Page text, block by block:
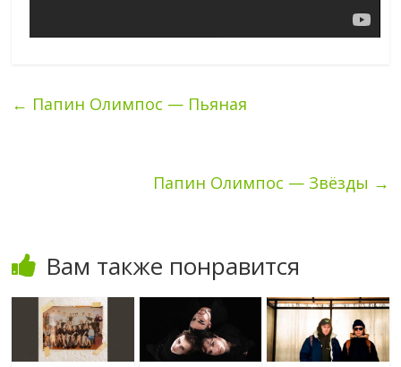
← Папин Олимпос — Пьяная
Папин Олимпос — Звёзды →
Вам также понравится